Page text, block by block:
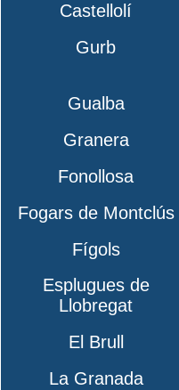
Castellolí
Gurb
Gualba
Granera
Fonollosa
Fogars de Montclús
Fígols
Esplugues de
Llobregat
El Brull
La Granada